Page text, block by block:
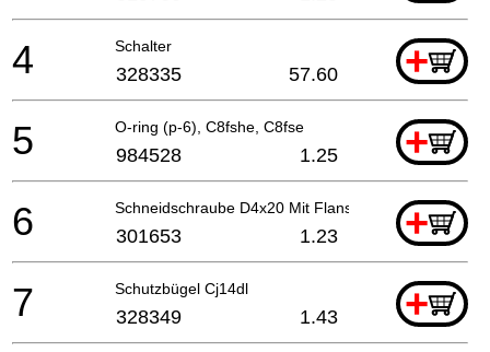
Schalter +
4 328335 57.60
O-ring (p-6), C8fshe, C8fse +
5 984528 1.25
Schneidschraube D4x20 Mit Flansch (schwarz), C8fs
+
6 301653 1.23
Schutzbügel Cj14dl +
7 328349 1.43